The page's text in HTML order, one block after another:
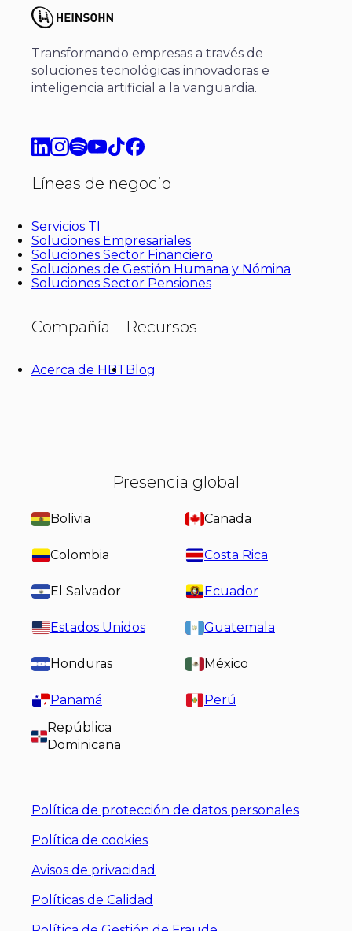
Transformando empresas a través de
soluciones tecnológicas innovadoras e
inteligencia artificial a la vanguardia.
Líneas de negocio
Servicios TI
Soluciones Empresariales
Soluciones Sector Financiero
Soluciones de Gestión Humana y Nómina
Soluciones Sector Pensiones
Compañía
Acerca de HBT
Recursos
Blog
Presencia global
Bolivia Canada
Colombia Costa Rica
El Salvador Ecuador
Estados Unidos Guatemala
Honduras México
Panamá
Perú
República
Dominicana
Política de protección de datos personales
Política de cookies
Avisos de privacidad
Políticas de Calidad